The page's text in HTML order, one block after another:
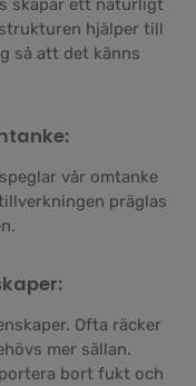
hjälper till
så att det känns
vår omtanke
präglas
Ofta räcker
mer sällan.
bort fukt och